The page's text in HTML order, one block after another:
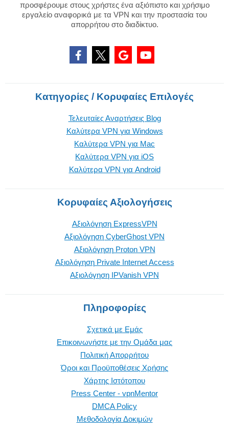
προσφέρουμε στους χρήστες ένα αξιόπιστο και χρήσιμο
εργαλείο αναφορικά με τα VPN και την προστασία του
απορρήτου στο διαδίκτυο.
Κατηγορίες / Κορυφαίες Επιλογές
Τελευταίες Αναρτήσεις Blog
Καλύτερα VPN για Windows
Καλύτερα VPN για Mac
Καλύτερα VPN για iOS
Καλύτερα VPN για Android
Κορυφαίες Αξιολογήσεις
Αξιολόγηση ExpressVPN
Αξιολόγηση CyberGhost VPN
Αξιολόγηση Proton VPN
Αξιολόγηση Private Internet Access
Αξιολόγηση IPVanish VPN
Πληροφορίες
Σχετικά με Εμάς
Επικοινωνήστε με την Oμάδα μας
Πολιτική Απορρήτου
Όροι και Προϋποθέσεις Χρήσης
Χάρτης Ιστότοπου
Press Center - vpnMentor
DMCA Policy
Μεθοδολογία Δοκιμών